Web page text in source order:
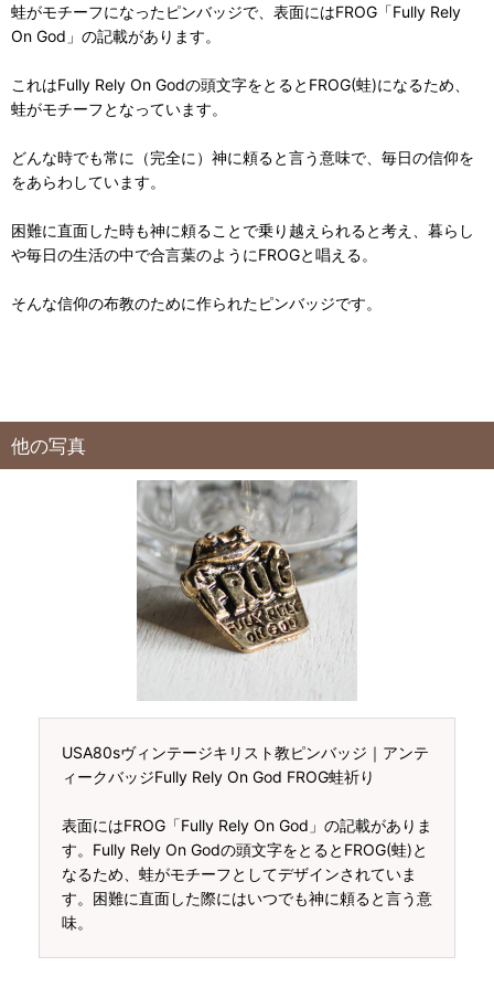
蛙がモチーフになったピンバッジで、表面にはFROG「Fully Rely
On God」の記載があります。
これはFully Rely On Godの頭文字をとるとFROG(蛙)になるため、
蛙がモチーフとなっています。
どんな時でも常に（完全に）神に頼ると言う意味で、毎日の信仰を
をあらわしています。
困難に直面した時も神に頼ることで乗り越えられると考え、暮らし
や毎日の生活の中で合言葉のようにFROGと唱える。
そんな信仰の布教のために作られたピンバッジです。
他の写真
USA80sヴィンテージキリスト教ピンバッジ｜アンテ
ィークバッジFully Rely On God FROG蛙祈り
表面にはFROG「Fully Rely On God」の記載がありま
す。Fully Rely On Godの頭文字をとるとFROG(蛙)と
なるため、蛙がモチーフとしてデザインされていま
す。困難に直面した際にはいつでも神に頼ると言う意
味。